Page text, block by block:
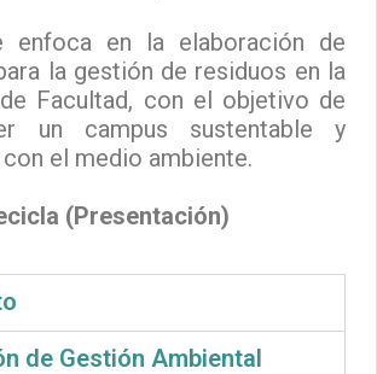
enfoca en la elaboración de
la gestión de residuos en la
Facultad, con el objetivo de
un campus sustentable y
el medio ambiente.
(Presentación)
de Gestión Ambiental